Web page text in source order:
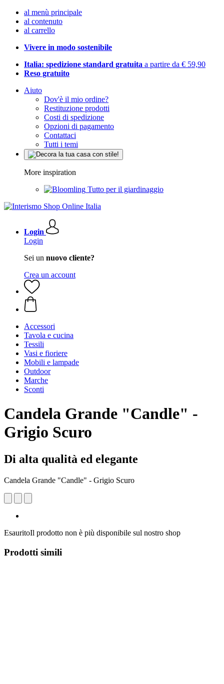
al menù principale
al contenuto
al carrello
Vivere in modo sostenibile
Italia: spedizione standard gratuita a partire da € 59,90
Reso gratuito
Aiuto
Dov'è il mio ordine?
Restituzione prodotti
Costi di spedizione
Opzioni di pagamento
Contattaci
Tutti i temi
More inspiration
Tutto per il giardinaggio
Login
Login
Sei un nuovo cliente?
Crea un account
Accessori
Tavola e cucina
Tessili
Vasi e fioriere
Mobili e lampade
Outdoor
Marche
Sconti
Candela Grande "Candle" -
Grigio Scuro
Di alta qualità ed elegante
Candela Grande "Candle" - Grigio Scuro
EsauritoIl prodotto non è più disponibile sul nostro shop
Prodotti simili